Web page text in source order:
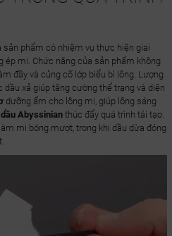
phẩm có nhiệm vụ thực hiện giai
ép mi. Chức năng của sản phẩm không
đầy và củng cố lớp biểu bì lông. Lượng
xả giúp tăng cường thể trạng và diện
dưỡng ẩm cho lông mi, giúp lông sáng
Abyssinianthúc đẩy quá trình tái tạo.
mi bóng mượt, trong khi dầu dừa đóng